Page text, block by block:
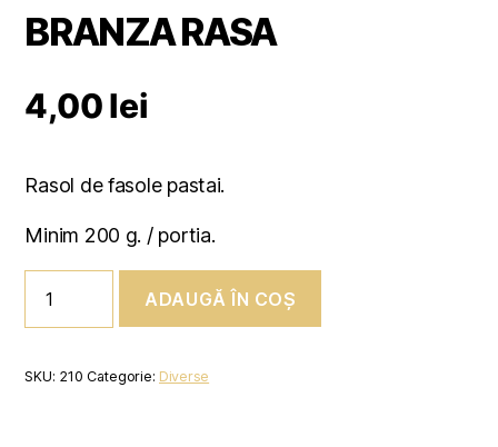
BRANZA RASA
4,00lei
Rasol de fasole pastai.
Minim 200 g. / portia.
BRANZA
RASA
ADAUGĂ ÎN COȘ
SKU: 210 Categorie: Diverse